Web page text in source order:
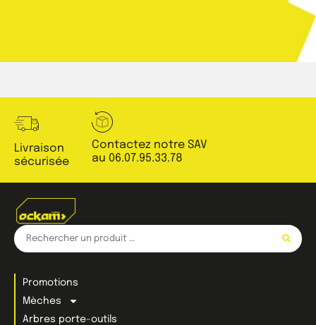
Livraison
sécurisée
Contactez notre SAV
au 06.07.95.33.78
Promotions
Mèches
Arbres porte-outils